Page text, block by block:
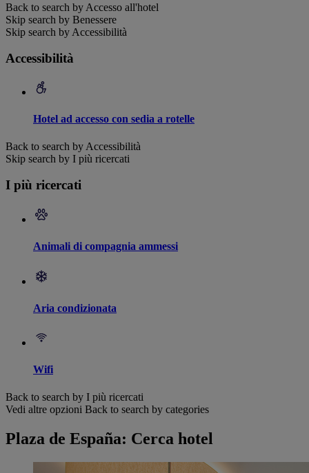
Back to search by Accesso all'hotel
Skip search by Benessere
Skip search by Accessibilità
Accessibilità
Hotel ad accesso con sedia a rotelle
Back to search by Accessibilità
Skip search by I più ricercati
I più ricercati
Animali di compagnia ammessi
Aria condizionata
Wifi
Back to search by I più ricercati
Vedi altre opzioni Back to search by categories
Plaza de España: Cerca hotel